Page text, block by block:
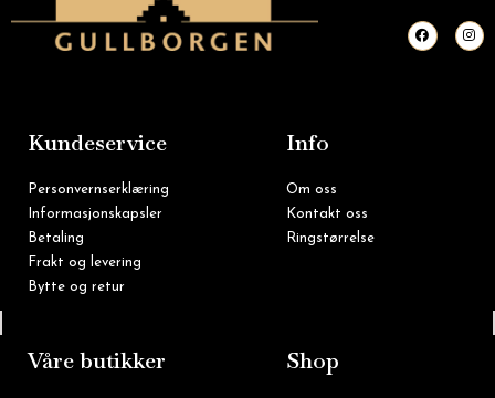
F
a
c
I
n
s
Kundeservice
Personvernserklæring
Informasjonskapsler
Betaling
Frakt og levering
Bytte og retur
Info
Om oss
Kontakt oss
Ringstørrelse
Våre butikker Shop